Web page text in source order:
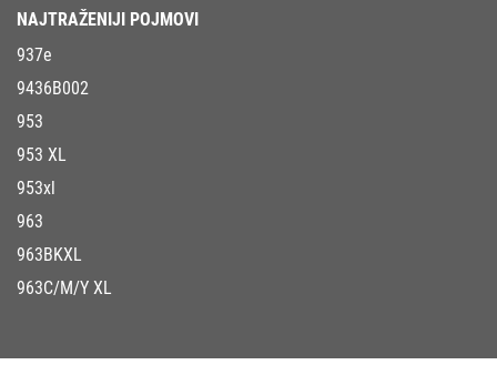
NAJTRAŽENIJI POJMOVI
937e
9436B002
953
953 XL
953xl
963
963BKXL
963C/M/Y XL